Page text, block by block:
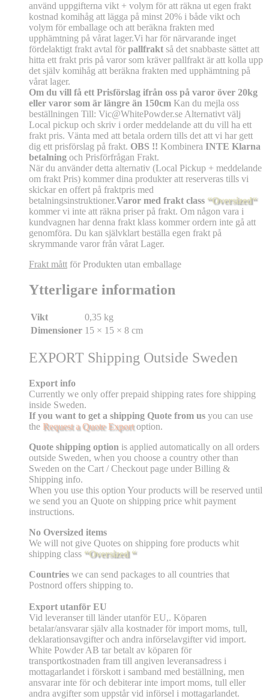
använd uppgifterna vikt + volym för att räkna ut egen frakt
kostnad komihåg att lägga på minst 20% i både vikt och
volym för emballage och att beräkna frakten med
upphämtning på vårat lager.Vi har för närvarande inget
fördelaktigt frakt avtal för pallfrakt så det snabbaste sättet att
hitta ett frakt pris på varor som kräver pallfrakt är att kolla upp
det själv komihåg att beräkna frakten med upphämtning på
vårat lager.
Om du vill få ett Prisförslag ifrån oss på varor över 20kg
eller varor som är längre än 150cm Kan du mejla oss
beställningen Till: Vic@WhitePowder.se Alternativt välj
Local pickup och skriv i order meddelande att du vill ha ett
frakt pris. Vänta med att betala ordern tills det att vi har gett
dig ett prisförslag på frakt. OBS !! Kombinera INTE Klarna
betalning och Prisförfrågan Frakt.
När du använder detta alternativ (Local Pickup + meddelande
om frakt Pris) kommer dina produkter att reserveras tills vi
skickar en offert på fraktpris med
betalningsinstruktioner.Varor med frakt class “Oversized“
kommer vi inte att räkna priser på frakt. Om någon vara i
kundvagnen har denna frakt klass kommer ordern inte gå att
genomföra. Du kan självklart beställa egen frakt på
skrymmande varor från vårat Lager.
Frakt mått för Produkten utan emballage
Ytterligare information
Vikt
0,35 kg
Dimensioner 15 × 15 × 8 cm
EXPORT Shipping Outside Sweden
Export info
Currently we only offer prepaid shipping rates fore shipping
inside Sweden.
If you want to get a shipping Quote from us you can use
the Request a Quote Exportoption.
Quote shipping option is applied automatically on all orders
outside Sweden, when you choose a country other than
Sweden on the Cart / Checkout page under Billing &
Shipping info.
When you use this option Your products will be reserved until
we send you an Quote on shipping price whit payment
instructions.
No Oversized items
We will not give Quotes on shipping fore products whit
shipping class “Oversized “
Countries we can send packages to all countries that
Postnord offers shipping to.
Export utanför EU
Vid leveranser till länder utanför EU,. Köparen
betalar/ansvarar själv alla kostnader för import moms, tull,
deklarationsavgifter och andra införselavgifter vid import.
White Powder AB tar betalt av köparen för
transportkostnaden fram till angiven leveransadress i
mottagarlandet i förskott i samband med beställning, men
ansvarar inte för och debiterar inte import moms, tull eller
andra avgifter som uppstår vid införsel i mottagarlandet.